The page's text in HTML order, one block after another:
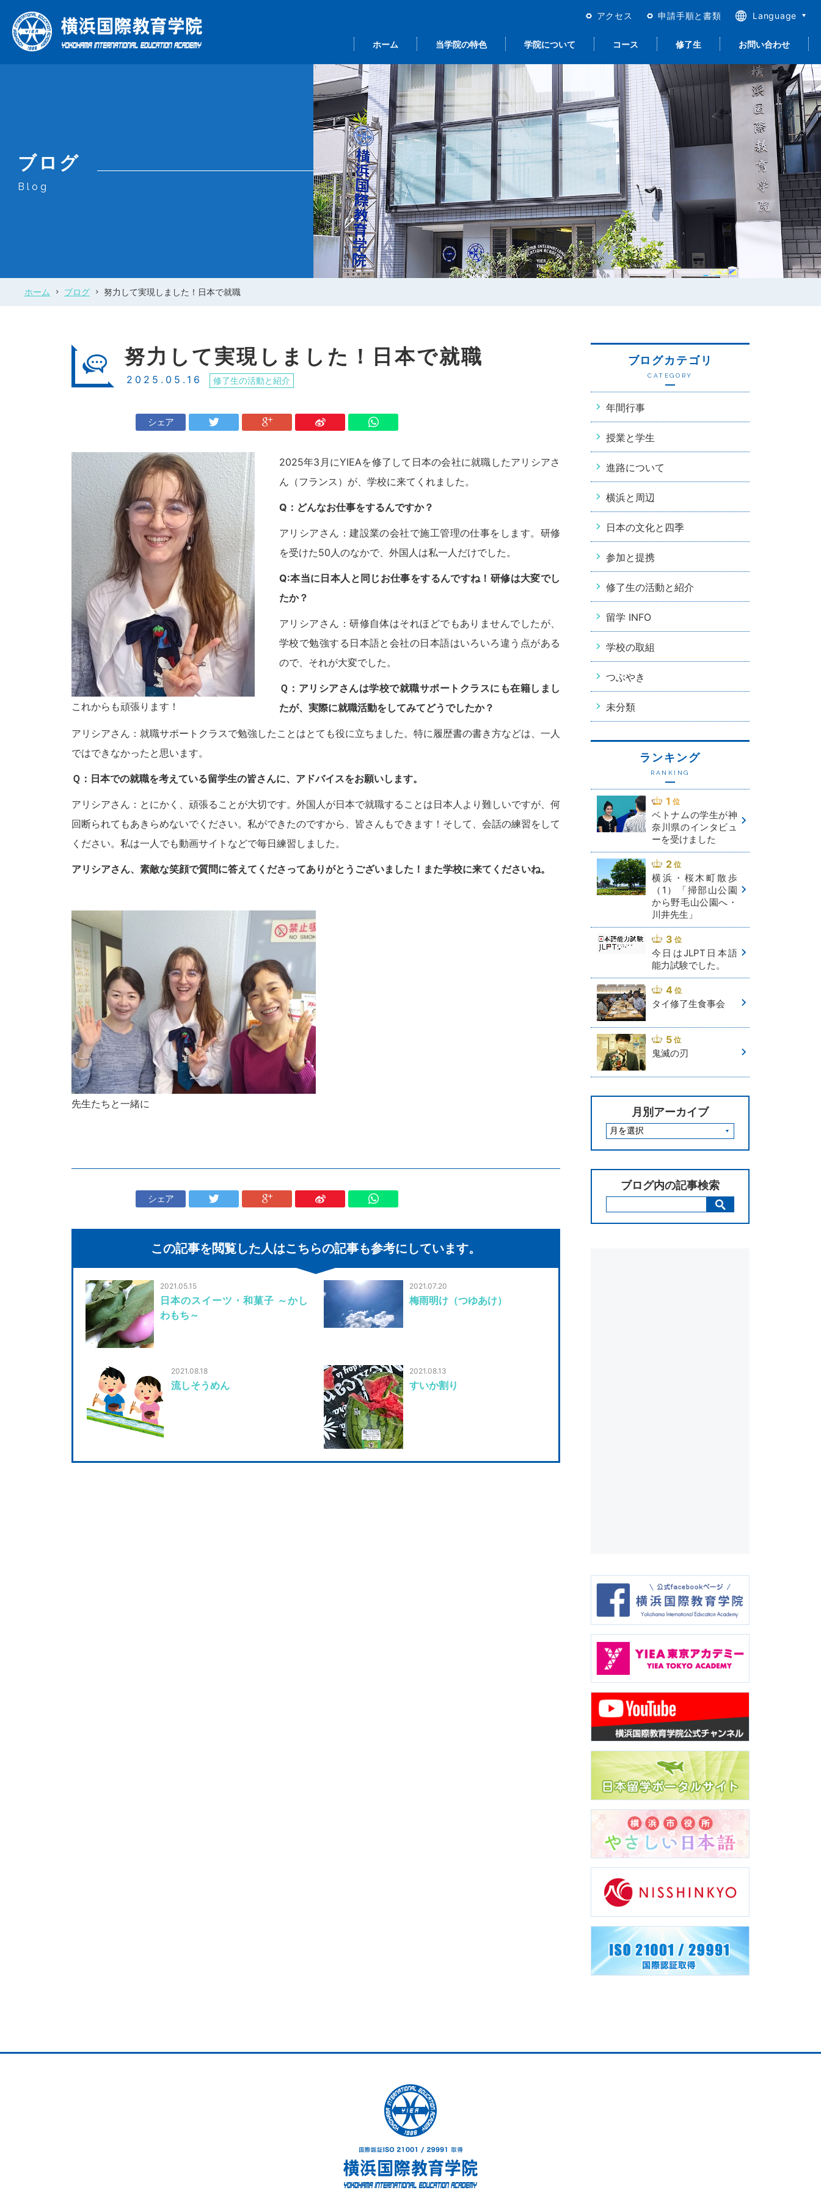
アクセス 申請手順と書類
Language
繁體中文
简体中文
ホーム 当学院の特色
当学院の特色
What Makes Us Special
当学院の学び 進路サポート 質保証とISO
学院について
学院について
About Us
カレンダー 留学生活 宿泊について
コース
コース
Courses
総合日本語 ＜留学ビ
大学院進学クラス
総合日本語＜留学以
外＞
就職サポート
その他の選択
修了生 お問い合わせ
ブログ
Blog
ホーム ブログ 努力して実現しました！日本で就職
努力して実現しました！日本で就職
2025.05.16 修了生の活動と紹介
シェア
これからも頑張ります！
2025年3月にYIEAを修了して日本の会社に就職したアリシアさ
ん（フランス）が、学校に来てくれました。
Q：どんなお仕事をするんですか？
アリシアさん：建設業の会社で施工管理の仕事をします。研修
を受けた50人のなかで、外国人は私一人だけでした。
Q:本当に日本人と同じお仕事をするんですね！研修は大変でし
たか？
アリシアさん：研修自体はそれほどでもありませんでしたが、
学校で勉強する日本語と会社の日本語はいろいろ違う点がある
ので、それが大変でした。
Ｑ：アリシアさんは学校で就職サポートクラスにも在籍しまし
たが、実際に就職活動をしてみてどうでしたか？
アリシアさん：就職サポートクラスで勉強したことはとても役に立ちました。特に履歴書の書き方などは、一人
ではできなかったと思います。
Ｑ：日本での就職を考えている留学生の皆さんに、アドバイスをお願いします。
アリシアさん：とにかく、頑張ることが大切です。外国人が日本で就職することは日本人より難しいですが、何
回断られてもあきらめないでください。私ができたのですから、皆さんもできます！そして、会話の練習をして
ください。私は一人でも動画サイトなどで毎日練習しました。
アリシアさん、素敵な笑顔で質問に答えてくださってありがとうございました！また学校に来てくださいね。
先生たちと一緒に
シェア
この記事を閲覧した人はこちらの記事も参考にしています。
2021.05.15
日本のスイーツ・和菓子 ～かし
わもち～
2021.07.20
梅雨明け（つゆあけ）
2021.08.18
流しそうめん
2021.08.13
すいか割り
ブログカテゴリ
CATEGORY
年間行事
授業と学生
進路について
横浜と周辺
日本の文化と四季
参加と提携
修了生の活動と紹介
留学 INFO
学校の取組
つぶやき
未分類
ランキング
RANKING
ベトナムの学生が神
奈川県のインタビュ
ーを受けました
横浜・桜木町散歩
（1）「掃部山公園
から野毛山公園へ・
川井先生」
今日はJLPT日本語
能力試験でした。
タイ修了生食事会
鬼滅の刃
月別アーカイブ
ブログ内の記事検索